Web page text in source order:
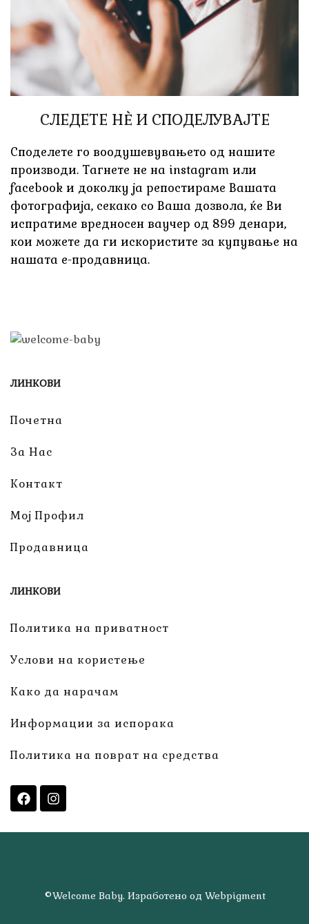
СЛЕДЕТЕ НÈ И СПОДЕЛУВАЈТЕ
Споделете го воодушевувањето од нашите
производи. Тагнете не на instagram или
facebook и доколку ја репостираме Вашата
фотографија, секако со Ваша дозвола, ќе Ви
испратиме вредносен ваучер од 899 денари,
кои можете да ги искористите за купување на
нашата е-продавница.
ЛИНКОВИ
Почетна
За Нас
Контакт
Мој Профил
Продавница
ЛИНКОВИ
Политика на приватност
Услови на користење
Како да нарачам
Информации за испорака
Политика на поврат на средства
©Welcome Baby. Изработено од Webpigment